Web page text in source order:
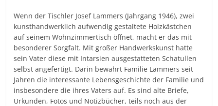
Wenn der Tischler Josef Lammers (Jahrgang 1946), zwei
kunsthandwerklich aufwendig gestaltete Holzkästchen
auf seinem Wohnzimmertisch öffnet, macht er das mit
besonderer Sorgfalt. Mit großer Handwerkskunst hatte
sein Vater diese mit Intarsien ausgestatteten Schatullen
selbst angefertigt. Darin bewahrt Familie Lammers seit
Jahren die interessante Lebensgeschichte der Familie und
insbesondere die ihres Vaters auf. Es sind alte Briefe,
Urkunden, Fotos und Notizbücher, teils noch aus der